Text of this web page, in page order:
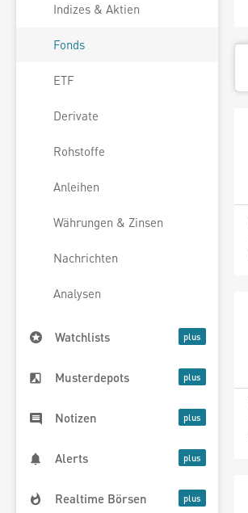
Indizes & Aktien
Fonds
ETF
Derivate
Rohstoffe
Anleihen
Währungen & Zinsen
Nachrichten
Analysen
Watchlists
Musterdepots
Notizen
Alerts
Realtime Börsen